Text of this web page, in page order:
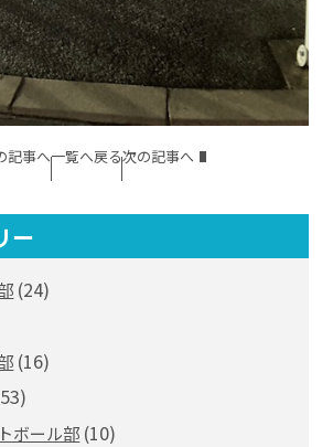
記事へ一覧へ戻る次の記事へ
ー
(24)
(16)
ボール部 (10)